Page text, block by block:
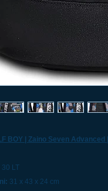
BOY | Zaino Seven Advanced
30 LT
31 x 43 x 24 cm